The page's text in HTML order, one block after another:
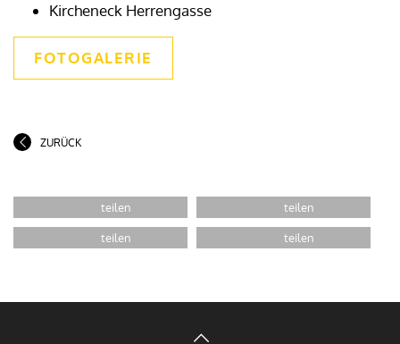
Kircheneck Herrengasse
FOTOGALERIE
ZURÜCK